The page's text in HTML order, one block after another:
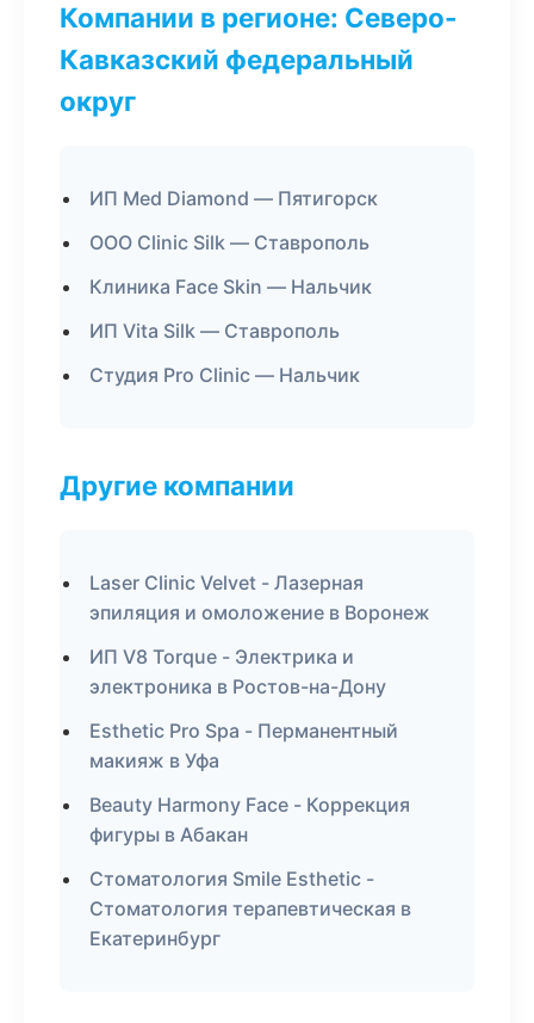
Компании в регионе: Северо-
Кавказский федеральный
округ
ИП Med Diamond — Пятигорск
ООО Clinic Silk — Ставрополь
Клиника Face Skin — Нальчик
ИП Vita Silk — Ставрополь
Студия Pro Clinic — Нальчик
Другие компании
Laser Clinic Velvet - Лазерная
эпиляция и омоложение в Воронеж
ИП V8 Torque - Электрика и
электроника в Ростов-на-Дону
Esthetic Pro Spa - Перманентный
макияж в Уфа
Beauty Harmony Face - Коррекция
фигуры в Абакан
Стоматология Smile Esthetic -
Стоматология терапевтическая в
Екатеринбург